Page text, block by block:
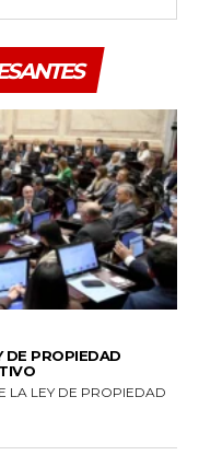
DE PROPIEDAD
LA LEY DE PROPIEDAD